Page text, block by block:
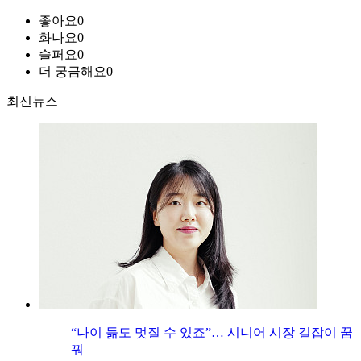
좋아요0
화나요0
슬퍼요0
더 궁금해요0
최신뉴스
“나이 듦도 멋질 수 있죠”… 시니어 시장 길잡이 꿈
꿔